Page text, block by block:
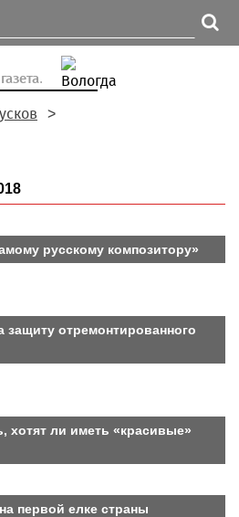
русскому композитору»
защиту отремонтированного
хотят ли иметь «красивые»
первой елке страны